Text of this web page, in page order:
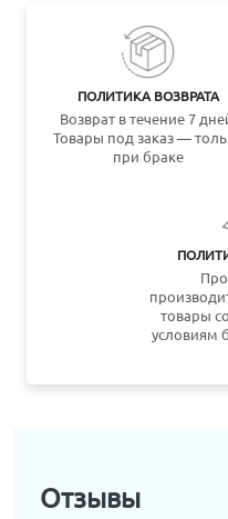
ПОЛИТИКА ВОЗВРАТА
Возврат в течение 7
Товары под заказ —
при браке
товары
условиям
Отзывы